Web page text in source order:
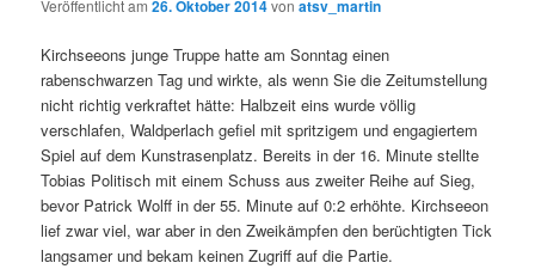
Veröffentlicht am26. Oktober 2014vonatsv_martin
Kirchseeons junge Truppe hatte am Sonntag einen
rabenschwarzen Tag und wirkte, als wenn Sie die Zeitumstellung
nicht richtig verkraftet hätte: Halbzeit eins wurde völlig
verschlafen, Waldperlach gefiel mit spritzigem und engagiertem
Spiel auf dem Kunstrasenplatz. Bereits in der 16. Minute stellte
Tobias Politisch mit einem Schuss aus zweiter Reihe auf Sieg,
bevor Patrick Wolff in der 55. Minute auf 0:2 erhöhte. Kirchseeon
lief zwar viel, war aber in den Zweikämpfen den berüchtigten Tick
langsamer und bekam keinen Zugriff auf die Partie.